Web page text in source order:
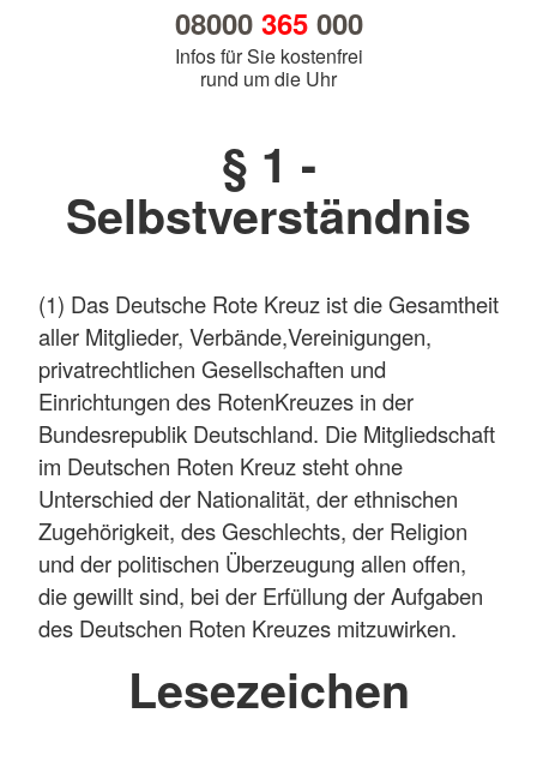
08000 365000
Infos für Sie kostenfrei
rund um die Uhr
§ 1 -
Selbstverständnis
(1) Das Deutsche Rote Kreuz ist die Gesamtheit
aller Mitglieder, Verbände,Vereinigungen,
privatrechtlichen Gesellschaften und
Einrichtungen des RotenKreuzes in der
Bundesrepublik Deutschland. Die Mitgliedschaft
im Deutschen Roten Kreuz steht ohne
Unterschied der Nationalität, der ethnischen
Zugehörigkeit, des Geschlechts, der Religion
und der politischen Überzeugung allen offen,
die gewillt sind, bei der Erfüllung der Aufgaben
des Deutschen Roten Kreuzes mitzuwirken.
Lesezeichen